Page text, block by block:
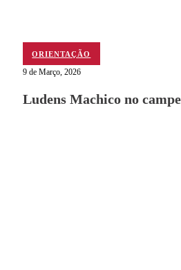
ORIENTAÇÃO
9 de Março, 2026
Ludens Machico no